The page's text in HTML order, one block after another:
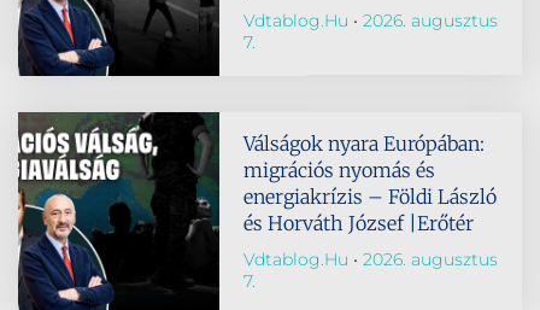
Vdtablog.hu
2026. augusztus
7.
Válságok nyara Európában:
migrációs nyomás és
energiakrízis – Földi László
és Horváth József |Erőtér
Vdtablog.hu
2026. augusztus
7.